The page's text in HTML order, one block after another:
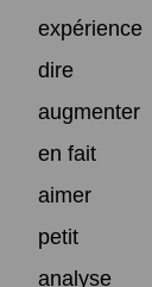
expérience
dire
augmenter
en fait
aimer
petit
analyse